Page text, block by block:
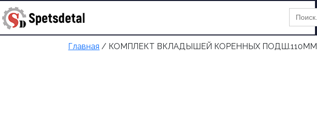
Search
for:
Главная / КОМПЛЕКТ ВКЛАДЫШЕЙ КОРЕННЫХ ПОДШ.110ММ